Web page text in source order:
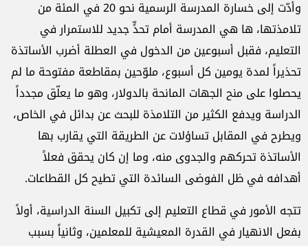
وأدّت إلى خسارة المدرسة الرسمية نحو 20 في المئة من
تلامذتها، ها هي المدرسة أمام تحدٍّ جديد للاستمرار في
التعليم، فقبل أسبوعين من الدخول في العطلة أضرب الأساتذة
تحذيراً لمدة يومين كل أسبوع، ملوّحين بمقاطعة مفتوحة ما لم
يحصلوا على منح الجهات المانحة بالدولار، وهو ما يعلّق مجدداً
الدراسة ويدفع الكثير من التلامذة للبحث عن بدائل في الخاص،
ويطرح في المقابل تساؤلات عن الطريقة التي يقارب بها
الأساتذة تحركهم والجدوى منه، وما إن كان يحقق فعلاً
أهدافه في ظل الفوضى السائدة التي تطيح كل القطاعات.
تتجه الأمور في قطاع التعليم إلى تكبيل السنة الدراسية، أولاً
بفعل الانهيار في القدرة المعيشية للمعلمين، وثانياً بسبب